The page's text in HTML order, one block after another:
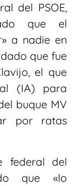
del PSOE,
que el
a nadie en
que fue
el que
(IA) para
buque MV
por ratas
federal del
que «lo